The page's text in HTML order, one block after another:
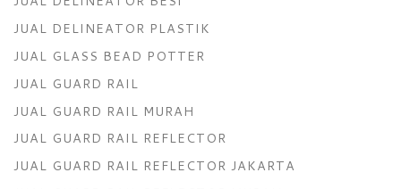
JUAL DELINEATOR PLASTIK
JUAL GLASS BEAD POTTER
JUAL GUARD RAIL
JUAL GUARD RAIL MURAH
JUAL GUARD RAIL REFLECTOR
JUAL GUARD RAIL REFLECTOR JAKARTA